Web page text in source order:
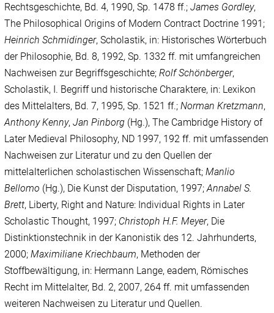
Rechtsgeschichte, Bd. 4, 1990, Sp. 1478 ff.;James Gordley,
The Philosophical Origins of Modern Contract Doctrine 1991;
Heinrich Schmidinger, Scholastik, in: Historisches Wörterbuch
der Philosophie, Bd. 8, 1992, Sp. 1332 ff. mit umfangreichen
Nachweisen zur Begriffsgeschichte;Rolf Schönberger,
Scholastik, I. Begriff und historische Charaktere, in: Lexikon
des Mittelalters, Bd. 7, 1995, Sp. 1521 ff.;Norman Kretzmann,
Anthony Kenny,Jan Pinborg (Hg.), The Cambridge History of
Later Medieval Philosophy, ND 1997, 192 ff. mit umfassenden
Nachweisen zur Literatur und zu den Quellen der
mittelalterlichen scholastischen Wissenschaft;Manlio
Bellomo (Hg.), Die Kunst der Disputation, 1997;Annabel S.
Brett, Liberty, Right and Nature: Individual Rights in Later
Scholastic Thought, 1997; Christoph H.F. Meyer, Die
Distinktionstechnik in der Kanonistik des 12. Jahrhunderts,
2000;Maximiliane Kriechbaum, Methoden der
Stoffbewältigung, in: Hermann Lange, eadem, Römisches
Recht im Mittelalter, Bd. 2, 2007, 264 ff. mit umfassenden
weiteren Nachweisen zu Literatur und Quellen.